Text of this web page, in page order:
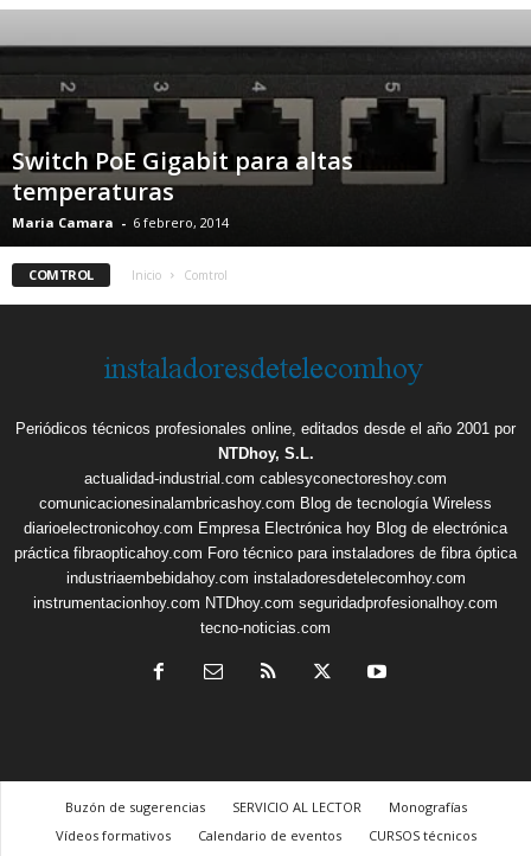
Switch PoE Gigabit para altas
temperaturas
Maria Camara - 6 febrero, 2014
COMTROL Inicio Comtrol
Periódicos técnicos profesionales online, editados desde el año 2001 por
NTDhoy, S.L.
actualidad-industrial.com cablesyconectoreshoy.com
comunicacionesinalambricashoy.com Blog de tecnología Wireless
diarioelectronicohoy.com Empresa Electrónica hoy Blog de electrónica
práctica fibraopticahoy.com Foro técnico para instaladores de fibra óptica
industriaembebidahoy.com instaladoresdetelecomhoy.com
instrumentacionhoy.com NTDhoy.com seguridadprofesionalhoy.com
tecno-noticias.com
Buzón de sugerencias SERVICIO AL LECTOR
Monografías
Vídeos formativos
Calendario de eventos
CURSOS técnicos